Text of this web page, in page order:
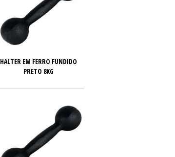
HALTER EM FERRO FUNDIDO
PRETO 8KG